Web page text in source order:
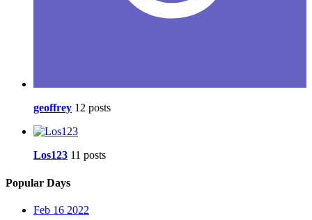
geoffrey 12 posts
Los123 11 posts
Popular Days
Feb 16 2022